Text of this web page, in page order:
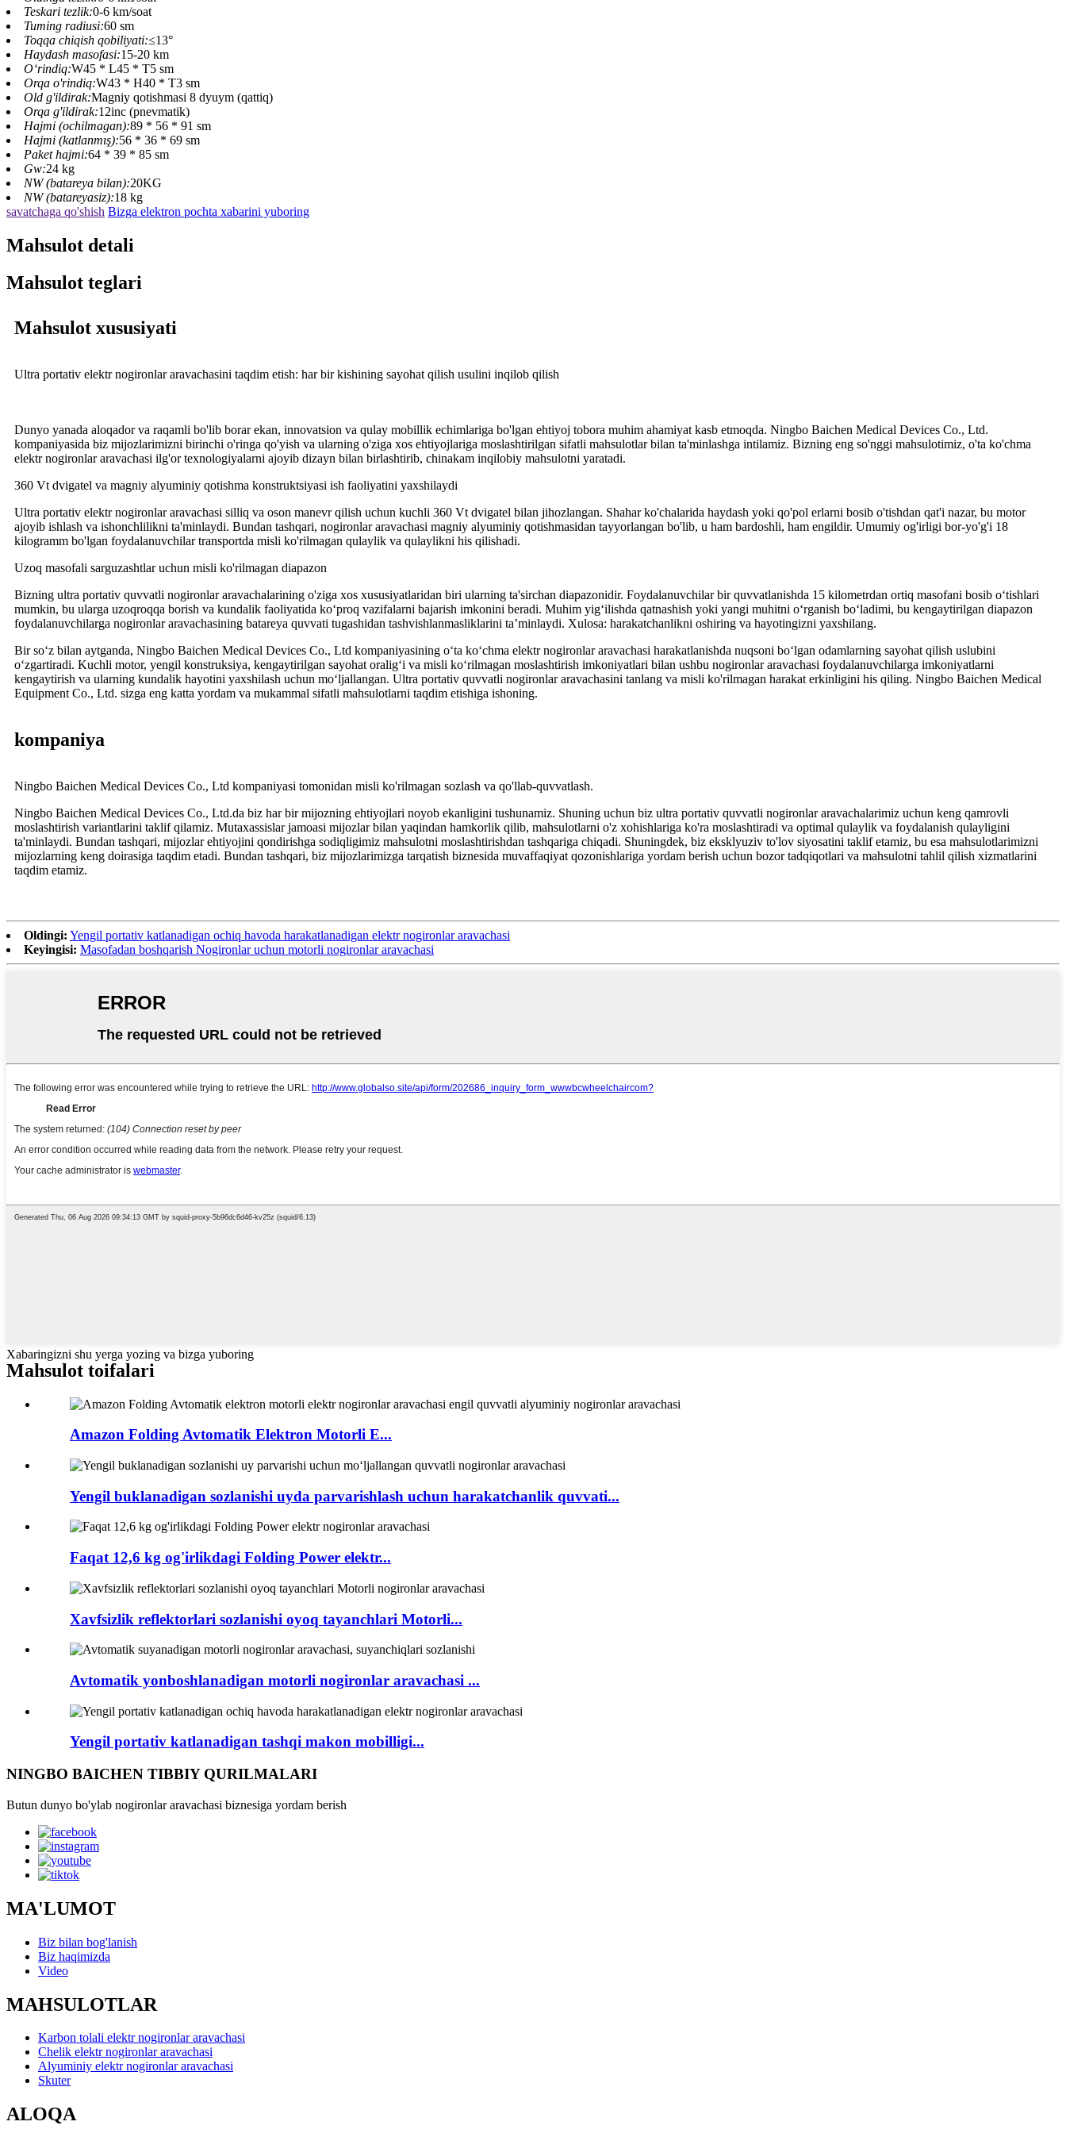
Teskari tezlik:0-6 km/soat
Tuming radiusi:60 sm
Toqqa chiqish qobiliyati:≤13°
Haydash masofasi:15-20 km
O‘rindiq:W45 * L45 * T5 sm
Orqa o'rindiq:W43 * H40 * T3 sm
Old g'ildirak:Magniy qotishmasi 8 dyuym (qattiq)
Orqa g'ildirak:12inc (pnevmatik)
Hajmi (ochilmagan):89 * 56 * 91 sm
Hajmi (katlanmış):56 * 36 * 69 sm
Paket hajmi:64 * 39 * 85 sm
Gw:24 kg
NW (batareya bilan):20KG
NW (batareyasiz):18 kg
savatchaga qo'shish Bizga elektron pochta xabarini yuboring
Mahsulot detali
Mahsulot teglari
Mahsulot xususiyati
Ultra portativ elektr nogironlar aravachasini taqdim etish: har bir kishining sayohat qilish usulini inqilob qilish
Dunyo yanada aloqador va raqamli bo'lib borar ekan, innovatsion va qulay mobillik echimlariga bo'lgan ehtiyoj tobora muhim ahamiyat kasb etmoqda. Ningbo Baichen Medical Devices Co., Ltd.
kompaniyasida biz mijozlarimizni birinchi o'ringa qo'yish va ularning o'ziga xos ehtiyojlariga moslashtirilgan sifatli mahsulotlar bilan ta'minlashga intilamiz. Bizning eng so'nggi mahsulotimiz, o'ta ko'chma
elektr nogironlar aravachasi ilg'or texnologiyalarni ajoyib dizayn bilan birlashtirib, chinakam inqilobiy mahsulotni yaratadi.
360 Vt dvigatel va magniy alyuminiy qotishma konstruktsiyasi ish faoliyatini yaxshilaydi
Ultra portativ elektr nogironlar aravachasi silliq va oson manevr qilish uchun kuchli 360 Vt dvigatel bilan jihozlangan. Shahar ko'chalarida haydash yoki qo'pol erlarni bosib o'tishdan qat'i nazar, bu motor
ajoyib ishlash va ishonchlilikni ta'minlaydi. Bundan tashqari, nogironlar aravachasi magniy alyuminiy qotishmasidan tayyorlangan bo'lib, u ham bardoshli, ham engildir. Umumiy og'irligi bor-yo'g'i 18
kilogramm bo'lgan foydalanuvchilar transportda misli ko'rilmagan qulaylik va qulaylikni his qilishadi.
Uzoq masofali sarguzashtlar uchun misli ko'rilmagan diapazon
Bizning ultra portativ quvvatli nogironlar aravachalarining o'ziga xos xususiyatlaridan biri ularning ta'sirchan diapazonidir. Foydalanuvchilar bir quvvatlanishda 15 kilometrdan ortiq masofani bosib o‘tishlari
mumkin, bu ularga uzoqroqqa borish va kundalik faoliyatida ko‘proq vazifalarni bajarish imkonini beradi. Muhim yig‘ilishda qatnashish yoki yangi muhitni o‘rganish bo‘ladimi, bu kengaytirilgan diapazon
foydalanuvchilarga nogironlar aravachasining batareya quvvati tugashidan tashvishlanmasliklarini ta’minlaydi. Xulosa: harakatchanlikni oshiring va hayotingizni yaxshilang.
Bir so‘z bilan aytganda, Ningbo Baichen Medical Devices Co., Ltd kompaniyasining o‘ta ko‘chma elektr nogironlar aravachasi harakatlanishda nuqsoni bo‘lgan odamlarning sayohat qilish uslubini
o‘zgartiradi. Kuchli motor, yengil konstruksiya, kengaytirilgan sayohat oralig‘i va misli ko‘rilmagan moslashtirish imkoniyatlari bilan ushbu nogironlar aravachasi foydalanuvchilarga imkoniyatlarni
kengaytirish va ularning kundalik hayotini yaxshilash uchun mo‘ljallangan. Ultra portativ quvvatli nogironlar aravachasini tanlang va misli ko'rilmagan harakat erkinligini his qiling. Ningbo Baichen Medical
Equipment Co., Ltd. sizga eng katta yordam va mukammal sifatli mahsulotlarni taqdim etishiga ishoning.
kompaniya
Ningbo Baichen Medical Devices Co., Ltd kompaniyasi tomonidan misli ko'rilmagan sozlash va qo'llab-quvvatlash.
Ningbo Baichen Medical Devices Co., Ltd.da biz har bir mijozning ehtiyojlari noyob ekanligini tushunamiz. Shuning uchun biz ultra portativ quvvatli nogironlar aravachalarimiz uchun keng qamrovli
moslashtirish variantlarini taklif qilamiz. Mutaxassislar jamoasi mijozlar bilan yaqindan hamkorlik qilib, mahsulotlarni o'z xohishlariga ko'ra moslashtiradi va optimal qulaylik va foydalanish qulayligini
ta'minlaydi. Bundan tashqari, mijozlar ehtiyojini qondirishga sodiqligimiz mahsulotni moslashtirishdan tashqariga chiqadi. Shuningdek, biz eksklyuziv to'lov siyosatini taklif etamiz, bu esa mahsulotlarimizni
mijozlarning keng doirasiga taqdim etadi. Bundan tashqari, biz mijozlarimizga tarqatish biznesida muvaffaqiyat qozonishlariga yordam berish uchun bozor tadqiqotlari va mahsulotni tahlil qilish xizmatlarini
taqdim etamiz.
Oldingi: Yengil portativ katlanadigan ochiq havoda harakatlanadigan elektr nogironlar aravachasi
Keyingisi: Masofadan boshqarish Nogironlar uchun motorli nogironlar aravachasi
Xabaringizni shu yerga yozing va bizga yuboring
Mahsulot toifalari
Amazon Folding Avtomatik Elektron Motorli E...
Yengil buklanadigan sozlanishi uyda parvarishlash uchun harakatchanlik quvvati...
Faqat 12,6 kg og'irlikdagi Folding Power elektr...
Xavfsizlik reflektorlari sozlanishi oyoq tayanchlari Motorli...
Avtomatik yonboshlanadigan motorli nogironlar aravachasi ...
Yengil portativ katlanadigan tashqi makon mobilligi...
NINGBO BAICHEN TIBBIY QURILMALARI
Butun dunyo bo'ylab nogironlar aravachasi biznesiga yordam berish
MA'LUMOT
Biz bilan bog'lanish
Biz haqimizda
Video
MAHSULOTLAR
Karbon tolali elektr nogironlar aravachasi
Chelik elektr nogironlar aravachasi
Alyuminiy elektr nogironlar aravachasi
Skuter
ALOQA